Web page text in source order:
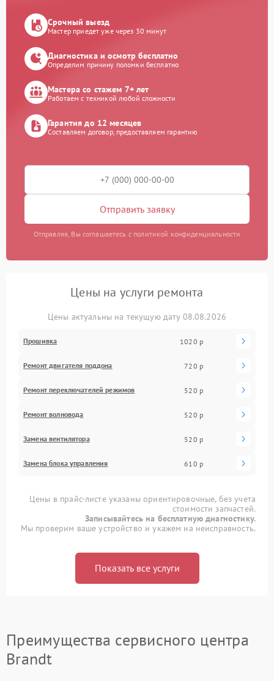
Срочный выезд
Мастер приедет уже через 30 минут
Диагностика и осмотр бесплатно
Определим причину поломки бесплатно
Мастера со стажем 7+ лет
Работаем с техникой любой сложности
Гарантия до 12 месяцев
Составляем договор, предоставляем гарантию
Отправить заявку
Отправляя, Вы соглашаетесь с политикой конфиденциальности
Цены на услуги ремонта
Цены актуальны на текущую дату 08.08.2026
Прошивка 1020 р
Ремонт двигателя поддона 720 р
Ремонт переключателей режимов 520 р
Ремонт волновода 520 р
Замена вентилятора 520 р
Замена блока управления 610 р
Цены в прайс-листе указаны ориентировочные, без учета
стоимости запчастей.
Записывайтесь на бесплатную диагностику.
Мы проверим ваше устройство и укажем на неисправность.
Показать все услуги
Преимущества сервисного центра
Brandt